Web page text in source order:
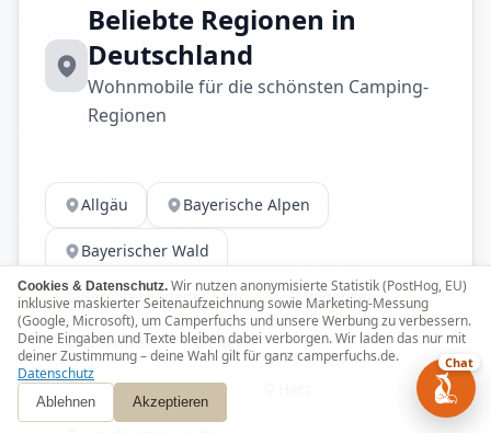
Beliebte Regionen in
Deutschland
Wohnmobile für die schönsten Camping-
Regionen
Allgäu Bayerische Alpen
Bayerischer Wald
Berchtesgadener Land Bodensee
Chiemsee Eifel
Fränkische Schweiz
Cookies & Datenschutz. Wir nutzen anonymisierte Statistik (PostHog, EU)
inklusive maskierter Seitenaufzeichnung sowie Marketing-Messung
(Google, Microsoft), um Camperfuchs und unsere Werbung zu verbessern.
Deine Eingaben und Texte bleiben dabei verborgen. Wir laden das nur mit
deiner Zustimmung – deine Wahl gilt für ganz camperfuchs.de.
Datenschutz
Ablehnen Akzeptieren
Chat